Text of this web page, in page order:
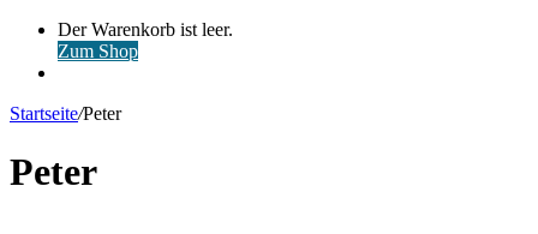
Warenkorb
ansehen
Der Warenkorb ist leer.
Zum Shop
Startseite/Peter
Peter